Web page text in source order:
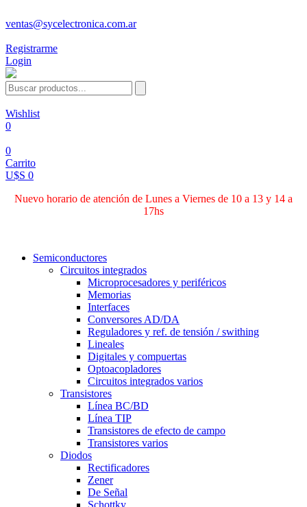
ventas@sycelectronica.com.ar
Registrarme
Login
Wishlist
0
0
Carrito
U$S 0
Nuevo horario de atención de Lunes a Viernes de 10 a 13 y 14 a
17hs
Semiconductores
Circuitos integrados
Microprocesadores y periféricos
Memorias
Interfaces
Conversores AD/DA
Reguladores y ref. de tensión / swithing
Lineales
Digitales y compuertas
Optoacopladores
Circuitos integrados varios
Transistores
Línea BC/BD
Línea TIP
Transistores de efecto de campo
Transistores varios
Diodos
Rectificadores
Zener
De Señal
Schottky